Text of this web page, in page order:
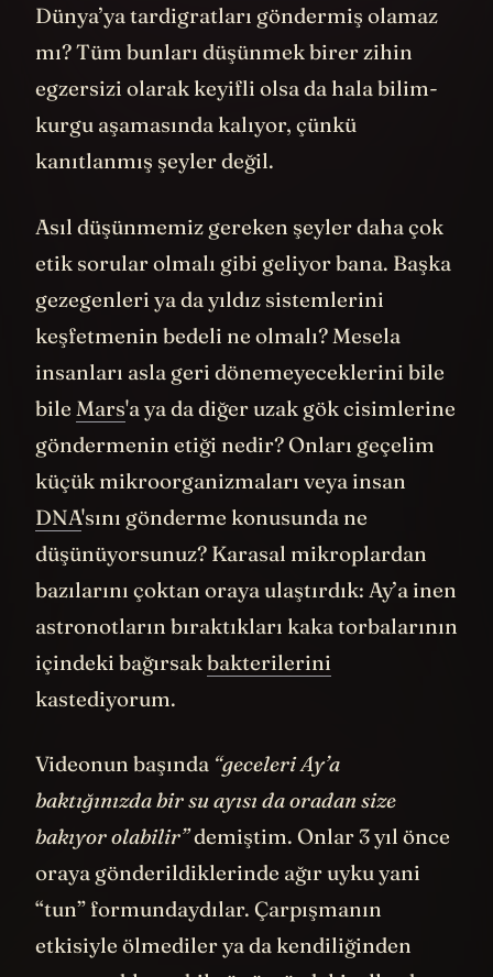
Dünya’ya tardigratları göndermiş olamaz
mı? Tüm bunları düşünmek birer zihin
egzersizi olarak keyifli olsa da hala bilim-
kurgu aşamasında kalıyor, çünkü
kanıtlanmış şeyler değil.
Asıl düşünmemiz gereken şeyler daha çok
etik sorular olmalı gibi geliyor bana. Başka
gezegenleri ya da yıldız sistemlerini
keşfetmenin bedeli ne olmalı? Mesela
insanları asla geri dönemeyeceklerini bile
bile Mars'a ya da diğer uzak gök cisimlerine
göndermenin etiği nedir? Onları geçelim
küçük mikroorganizmaları veya insan
DNA'sını gönderme konusunda ne
düşünüyorsunuz? Karasal mikroplardan
bazılarını çoktan oraya ulaştırdık: Ay’a inen
astronotların bıraktıkları kaka torbalarının
içindeki bağırsakbakterilerini
kastediyorum.
Videonun başında “geceleri Ay’a
baktığınızda bir su ayısı da oradan size
bakıyor olabilir”demiştim. Onlar 3 yıl önce
oraya gönderildiklerinde ağır uyku yani
“tun” formundaydılar. Çarpışmanın
etkisiyle ölmediler ya da kendiliğinden